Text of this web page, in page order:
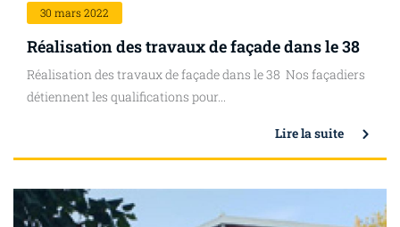
30 mars 2022
Réalisation des travaux de façade dans le 38
Réalisation des travaux de façade dans le 38 Nos façadiers
détiennent les qualifications pour...
Lire la suite